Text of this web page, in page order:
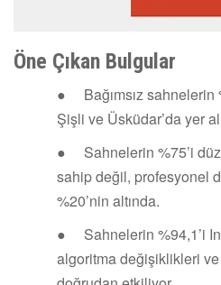
Öne Çıkan Bulgular
● Bağımsız sahnelerin
Şişli ve Üsküdar’da yer
● Sahnelerin %75’i
sahip değil, profesyonel
%20’nin altında.
● Sahnelerin %94,1’i
algoritma değişiklikleri